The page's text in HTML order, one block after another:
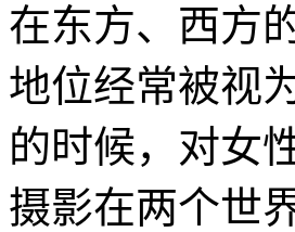
在东方、西方
地位经常被视
的时候，对女
摄影在两个世